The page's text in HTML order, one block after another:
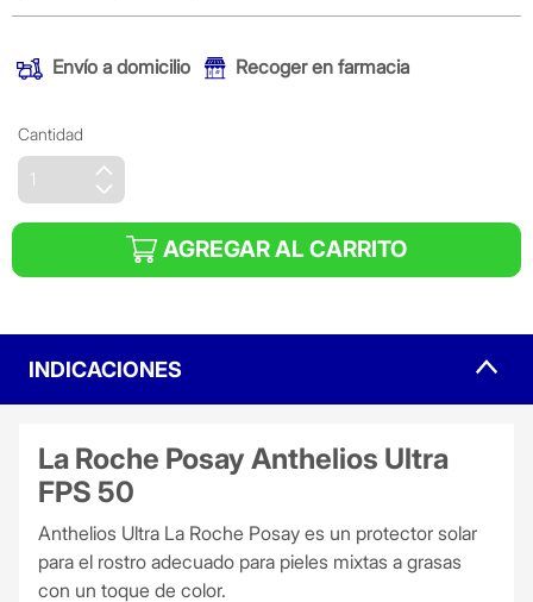
Envío a domicilio Recoger en farmacia
Cantidad
AGREGAR AL CARRITO
INDICACIONES
La Roche Posay Anthelios Ultra
FPS 50
Anthelios Ultra La Roche Posay es un protector solar
para el rostro adecuado para pieles mixtas a grasas
con un toque de color.